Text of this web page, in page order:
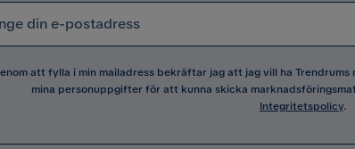
att fylla i min mailadress bekräftar jag att jag vill ha
mina personuppgifter för att kunna skicka
Integritetspolicy.